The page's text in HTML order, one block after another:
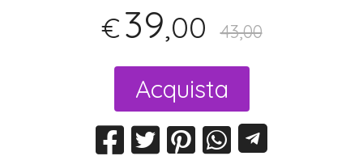
€39,00 43,00
Acquista